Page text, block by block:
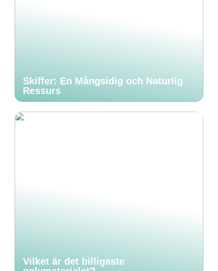
Skiffer: En Mångsidig och Naturlig
Ressurs
Vilket är det billigaste